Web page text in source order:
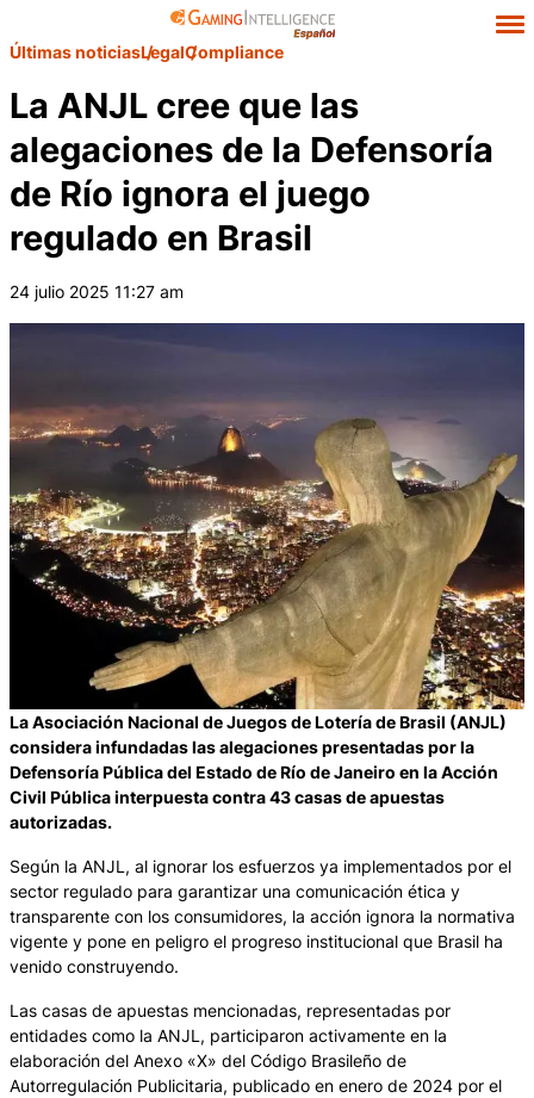
Últimas noticiasLegalCompliance
La ANJL cree que las
alegaciones de la Defensoría
de Río ignora el juego
regulado en Brasil
24 julio 2025 11:27 am
La Asociación Nacional de Juegos de Lotería de Brasil (ANJL)
considera infundadas las alegaciones presentadas por la
Defensoría Pública del Estado de Río de Janeiro en la Acción
Civil Pública interpuesta contra 43 casas de apuestas
autorizadas.
Según la ANJL, al ignorar los esfuerzos ya implementados por el
sector regulado para garantizar una comunicación ética y
transparente con los consumidores, la acción ignora la normativa
vigente y pone en peligro el progreso institucional que Brasil ha
venido construyendo.
Las casas de apuestas mencionadas, representadas por
entidades como la ANJL, participaron activamente en la
elaboración del Anexo «X» del Código Brasileño de
Autorregulación Publicitaria, publicado en enero de 2024 por el